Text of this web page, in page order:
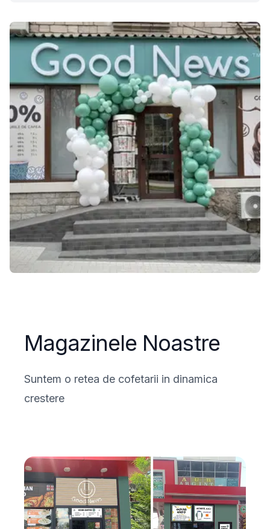
Magazinele Noastre
Suntem o retea de cofetarii in dinamica
crestere